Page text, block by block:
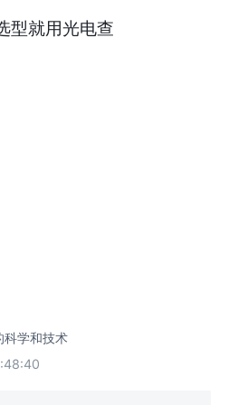
型就用光电查
科学和技术